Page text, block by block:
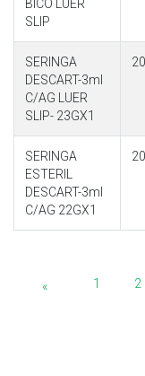
BICO LUER
SLIP
SERINGA
DESCART-3ml
C/AG LUER
SLIP- 23GX1
20
SERINGA
ESTERIL
DESCART-3ml
C/AG 22GX1
20
« 1 2